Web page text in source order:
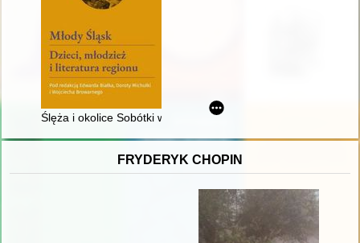
Ślęża i okolice Sobótki we współczesnym subregionalnym
FRYDERYK CHOPIN